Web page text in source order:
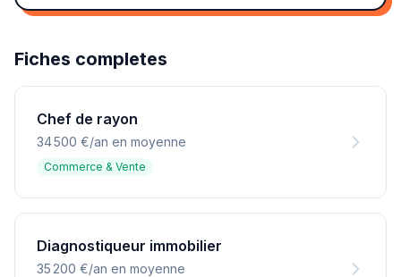
Fiches completes
Chef de rayon
34 500 €/an en moyenne
Commerce & Vente
Diagnostiqueur immobilier
35 200 €/an en moyenne